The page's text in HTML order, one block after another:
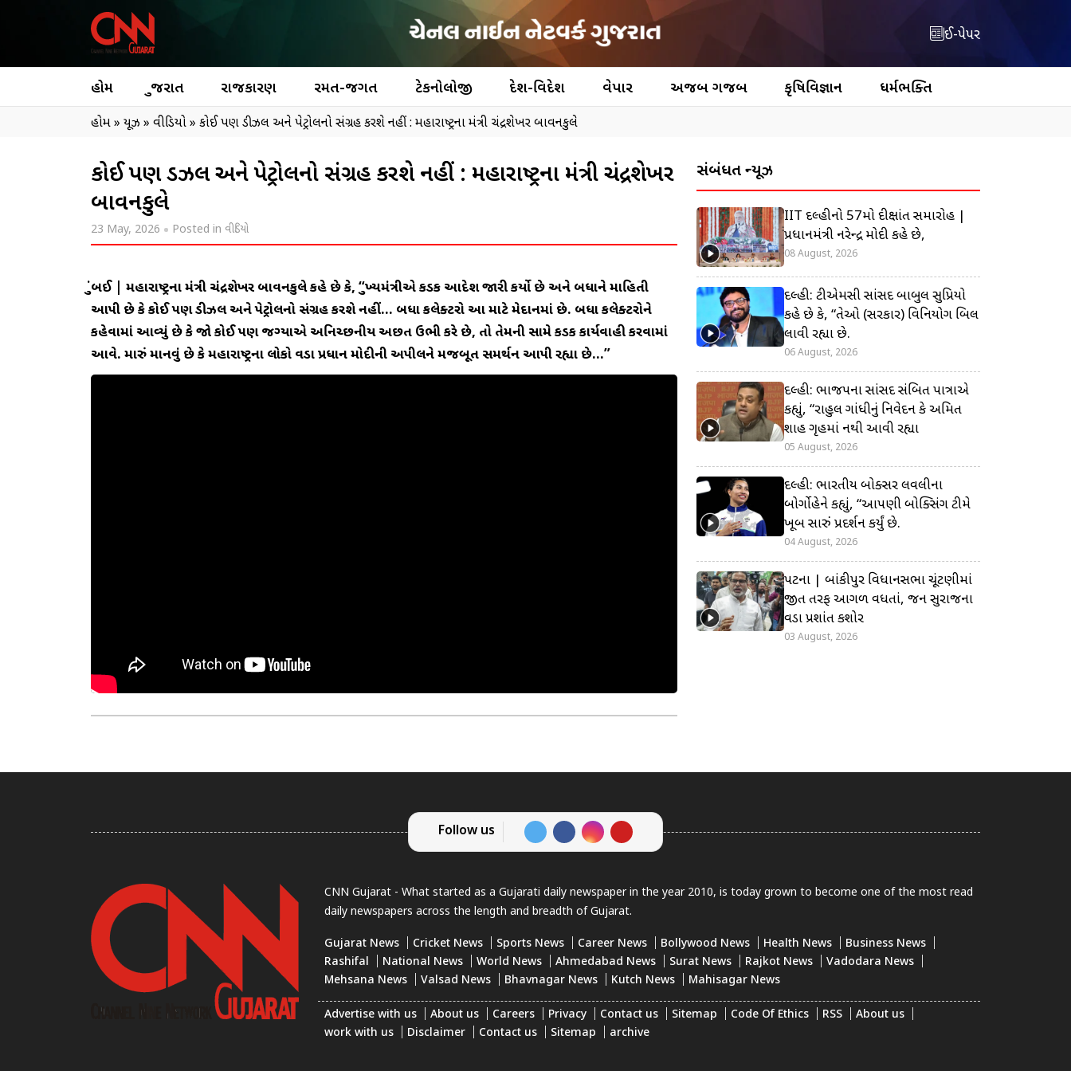
ઈ-પેપર
હોમ ગુજરાત રાજકારણ રમત-જગત ટેકનોલોજી દેશ-વિદેશ વેપાર અજબ ગજબ કૃષિવિજ્ઞાન ધર્મભક્તિ
હોમ» ન્યૂઝ » વીડિયો» કોઈ પણ ડીઝલ અને પેટ્રોલનો સંગ્રહ કરશે નહીં : મહારાષ્ટ્રના મંત્રી ચંદ્રશેખર બાવનકુલે
કોઈ પણ ડીઝલ અને પેટ્રોલનો સંગ્રહ કરશે નહીં : મહારાષ્ટ્રના મંત્રી ચંદ્રશેખર
બાવનકુલે
23 May, 2026 Posted in વીડિયો
મુંબઈ | મહારાષ્ટ્રના મંત્રી ચંદ્રશેખર બાવનકુલે કહે છે કે, “મુખ્યમંત્રીએ કડક આદેશ જારી કર્યો છે અને બધાને માહિતી
આપી છે કે કોઈ પણ ડીઝલ અને પેટ્રોલનો સંગ્રહ કરશે નહીં… બધા કલેક્ટરો આ માટે મેદાનમાં છે. બધા કલેક્ટરોને
કહેવામાં આવ્યું છે કે જો કોઈ પણ જગ્યાએ અનિચ્છનીય અછત ઉભી કરે છે, તો તેમની સામે કડક કાર્યવાહી કરવામાં
આવે. મારું માનવું છે કે મહારાષ્ટ્રના લોકો વડા પ્રધાન મોદીની અપીલને મજબૂત સમર્થન આપી રહ્યા છે…”
સંબંધિત ન્યૂઝ
IIT દિલ્હીનો 57મો દીક્ષાંત સમારોહ |
પ્રધાનમંત્રી નરેન્દ્ર મોદી કહે છે,
08 August, 2026
દિલ્હી: ટીએમસી સાંસદ બાબુલ સુપ્રિયો
કહે છે કે, “તેઓ (સરકાર) વિનિયોગ બિલ
લાવી રહ્યા છે.
06 August, 2026
દિલ્હી: ભાજપના સાંસદ સંબિત પાત્રાએ
કહ્યું, “રાહુલ ગાંધીનું નિવેદન કે અમિત
શાહ ગૃહમાં નથી આવી રહ્યા
05 August, 2026
દિલ્હી: ભારતીય બોક્સર લવલીના
બોર્ગોહેને કહ્યું, “આપણી બોક્સિંગ ટીમે
ખૂબ સારું પ્રદર્શન કર્યું છે.
04 August, 2026
પટના | બાંકીપુર વિધાનસભા ચૂંટણીમાં
જીત તરફ આગળ વધતાં, જન સુરાજના
વડા પ્રશાંત કિશોર
03 August, 2026
Follow us
CNN Gujarat - What started as a Gujarati daily newspaper in the year 2010, is today grown to become one of the most read
daily newspapers across the length and breadth of Gujarat.
Gujarat News Cricket News Sports News Career News Bollywood News Health News
Business News
Rashifal
National News World News Ahmedabad News Surat News Rajkot News
Vadodara News
Mehsana News
Valsad News Bhavnagar News Kutch News Mahisagar News
Advertise with us About us Careers Privacy Contact us Sitemap Code Of Ethics RSS
About us
work with us
Disclaimer Contact us Sitemap archive